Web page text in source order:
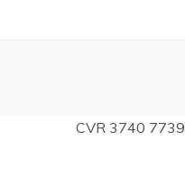
CVR 3740 7739